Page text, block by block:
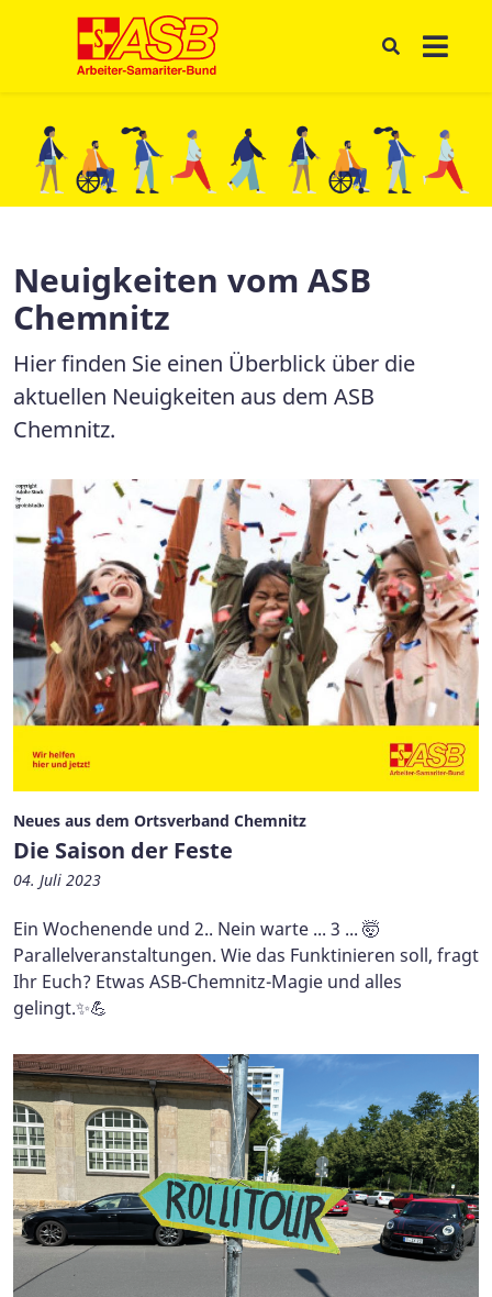
Neuigkeiten vom ASB
Chemnitz
Hier finden Sie einen Überblick über die
aktuellen Neuigkeiten aus dem ASB
Chemnitz.
Neues aus dem Ortsverband Chemnitz
Die Saison der Feste
04. Juli 2023
Ein Wochenende und 2.. Nein warte ... 3 ... 🤯
Parallelveranstaltungen. Wie das Funktinieren soll, fragt
Ihr Euch? Etwas ASB-Chemnitz-Magie und alles
gelingt.✨💪